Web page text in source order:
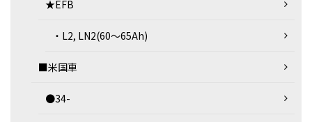
★EFB
・L2, LN2(60～65Ah)
■米国車
●34-